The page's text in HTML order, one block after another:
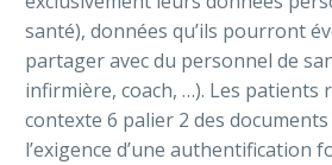
santé), données qu’ils pourront
partager avec du personnel de
infirmière, coach, …). Les patients
contexte 6 palier 2 des
l’exigence d’une authentification